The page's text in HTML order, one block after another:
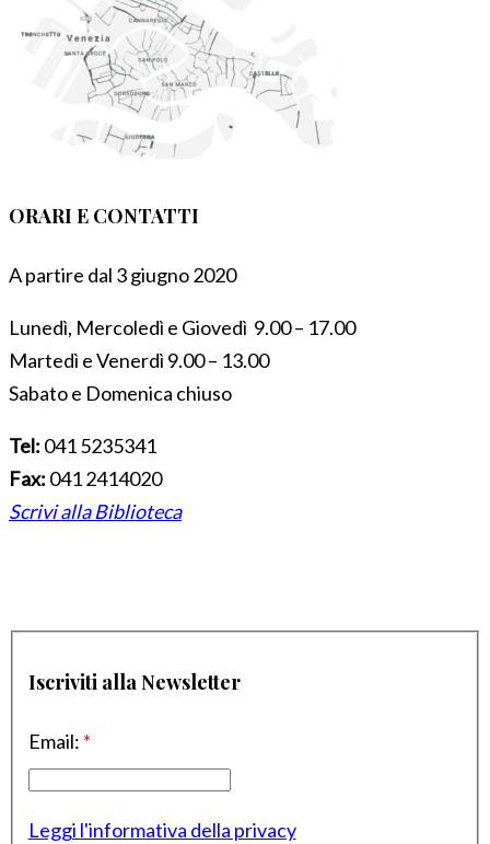
ORARI E CONTATTI
A partire dal 3 giugno 2020
Lunedì, Mercoledì e Giovedì 9.00 – 17.00
Martedì e Venerdì 9.00 – 13.00
Sabato e Domenica chiuso
Tel: 041 5235341
Fax: 041 2414020
Scrivi alla Biblioteca
Iscriviti alla Newsletter
Email: *
Leggi l'informativa della privacy